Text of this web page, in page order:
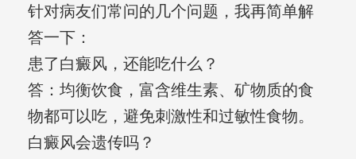
针对病友们常问的几个问题，我再简单解
答一下：
患了白癜风，还能吃什么？
答：均衡饮食，富含维生素、矿物质的食
物都可以吃，避免刺激性和过敏性食物。
白癜风会遗传吗？